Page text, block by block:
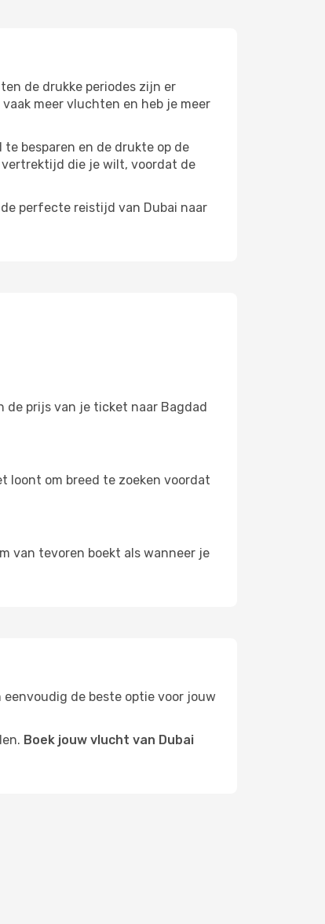
de drukke periodes zijn er
meer vluchten en heb je meer
besparen en de drukte op de
die je wilt, voordat de
perfecte reistijd van Dubai naar
prijs van je ticket naar Bagdad
loont om breed te zoeken voordat
van tevoren boekt als wanneer je
de beste optie voor jouw
Boek jouw vlucht van Dubai